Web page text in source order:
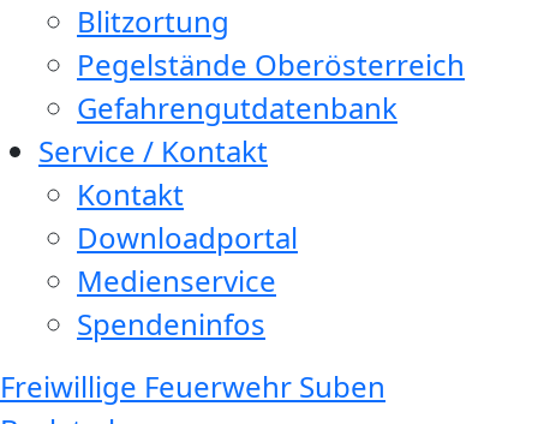
Blitzortung
Pegelstände Oberösterreich
Gefahrengutdatenbank
Service / Kontakt
Kontakt
Downloadportal
Medienservice
Spendeninfos
Freiwillige Feuerwehr Suben